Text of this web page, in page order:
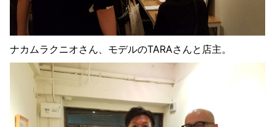
ナカムラクニオさん、モデルのTARAさんと店主。